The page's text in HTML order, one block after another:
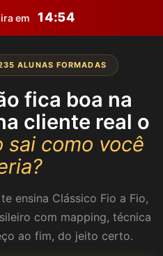
em 14:54
ALUNAS FORMADAS
fica boa na
cliente real o
sai como você
te ensina Clássico Fio a Fio,
com mapping, técnica
ao fim, do jeito certo.